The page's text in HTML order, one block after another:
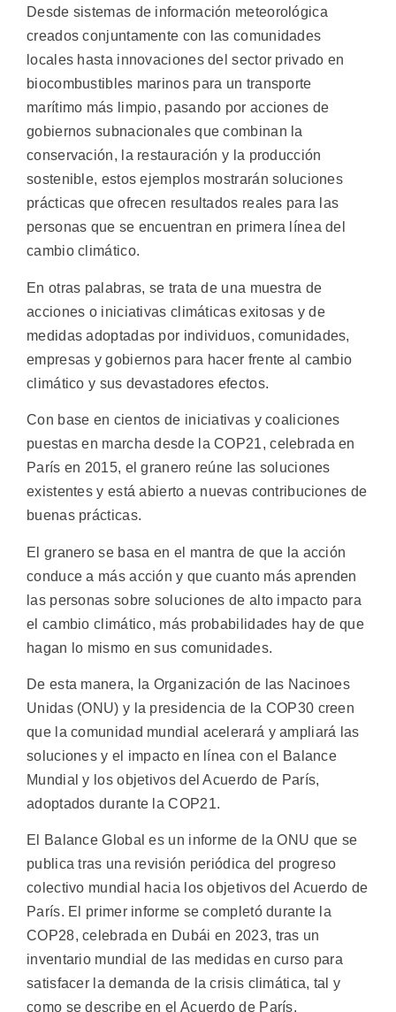
Desde sistemas de información meteorológica
creados conjuntamente con las comunidades
locales hasta innovaciones del sector privado en
biocombustibles marinos para un transporte
marítimo más limpio, pasando por acciones de
gobiernos subnacionales que combinan la
conservación, la restauración y la producción
sostenible, estos ejemplos mostrarán soluciones
prácticas que ofrecen resultados reales para las
personas que se encuentran en primera línea del
cambio climático.
En otras palabras, se trata de una muestra de
acciones o iniciativas climáticas exitosas y de
medidas adoptadas por individuos, comunidades,
empresas y gobiernos para hacer frente al cambio
climático y sus devastadores efectos.
Con base en cientos de iniciativas y coaliciones
puestas en marcha desde la COP21, celebrada en
París en 2015, el granero reúne las soluciones
existentes y está abierto a nuevas contribuciones de
buenas prácticas.
El granero se basa en el mantra de que la acción
conduce a más acción y que cuanto más aprenden
las personas sobre soluciones de alto impacto para
el cambio climático, más probabilidades hay de que
hagan lo mismo en sus comunidades.
De esta manera, la Organización de las Nacinoes
Unidas (ONU) y la presidencia de la COP30 creen
que la comunidad mundial acelerará y ampliará las
soluciones y el impacto en línea con el Balance
Mundial y los objetivos del Acuerdo de París,
adoptados durante la COP21.
El Balance Global es un informe de la ONU que se
publica tras una revisión periódica del progreso
colectivo mundial hacia los objetivos del Acuerdo de
París. El primer informe se completó durante la
COP28, celebrada en Dubái en 2023, tras un
inventario mundial de las medidas en curso para
satisfacer la demanda de la crisis climática, tal y
como se describe en el Acuerdo de París.